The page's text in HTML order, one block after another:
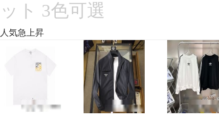
ット 3色可選
人気急上昇